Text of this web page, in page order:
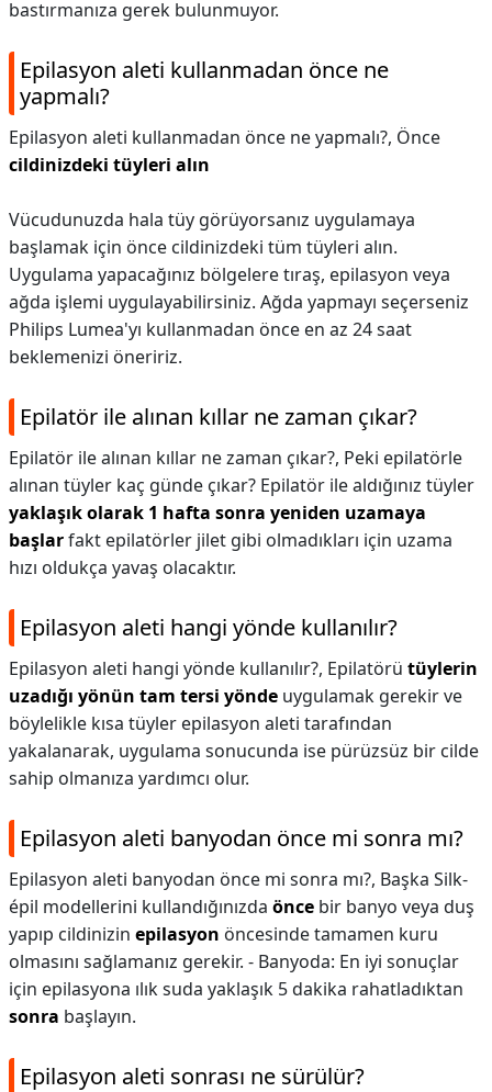
bastırmanıza gerek bulunmuyor.
Epilasyon aleti kullanmadan önce ne
yapmalı?
Epilasyon aleti kullanmadan önce ne yapmalı?, Önce
cildinizdeki tüyleri alın
Vücudunuzda hala tüy görüyorsanız uygulamaya
başlamak için önce cildinizdeki tüm tüyleri alın.
Uygulama yapacağınız bölgelere tıraş, epilasyon veya
ağda işlemi uygulayabilirsiniz. Ağda yapmayı seçerseniz
Philips Lumea'yı kullanmadan önce en az 24 saat
beklemenizi öneririz.
Epilatör ile alınan kıllar ne zaman çıkar?
Epilatör ile alınan kıllar ne zaman çıkar?, Peki epilatörle
alınan tüyler kaç günde çıkar? Epilatör ile aldığınız tüyler
yaklaşık olarak 1 hafta sonra yeniden uzamaya
başlarfakt epilatörler jilet gibi olmadıkları için uzama
hızı oldukça yavaş olacaktır.
Epilasyon aleti hangi yönde kullanılır?
Epilasyon aleti hangi yönde kullanılır?, Epilatörü tüylerin
uzadığı yönün tam tersi yönde uygulamak gerekir ve
böylelikle kısa tüyler epilasyon aleti tarafından
yakalanarak, uygulama sonucunda ise pürüzsüz bir cilde
sahip olmanıza yardımcı olur.
Epilasyon aleti banyodan önce mi sonra mı?
Epilasyon aleti banyodan önce mi sonra mı?, Başka Silk-
épil modellerini kullandığınızda önce bir banyo veya duş
yapıp cildinizin epilasyon öncesinde tamamen kuru
olmasını sağlamanız gerekir. - Banyoda: En iyi sonuçlar
için epilasyona ılık suda yaklaşık 5 dakika rahatladıktan
sonra başlayın.
Epilasyon aleti sonrası ne sürülür?